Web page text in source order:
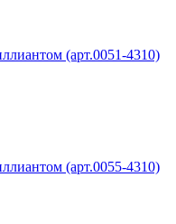
(арт.0051-4310)
(арт.0055-4310)